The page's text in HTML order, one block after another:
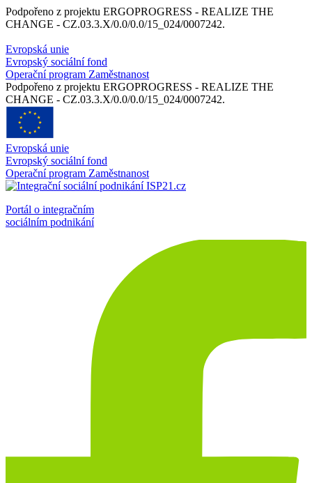
Podpořeno z projektu ERGOPROGRESS - REALIZE THE
CHANGE - CZ.03.3.X/0.0/0.0/15_024/0007242.
Evropská unie
Evropský sociální fond
Operační program Zaměstnanost
Podpořeno z projektu ERGOPROGRESS - REALIZE THE
CHANGE - CZ.03.3.X/0.0/0.0/15_024/0007242.
Evropská unie
Evropský sociální fond
Operační program Zaměstnanost
Portál o integračním
sociálním podnikání